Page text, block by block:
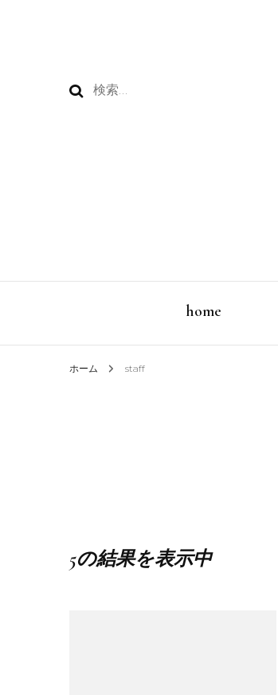
検
home
ホーム staff
5の結果を表示中